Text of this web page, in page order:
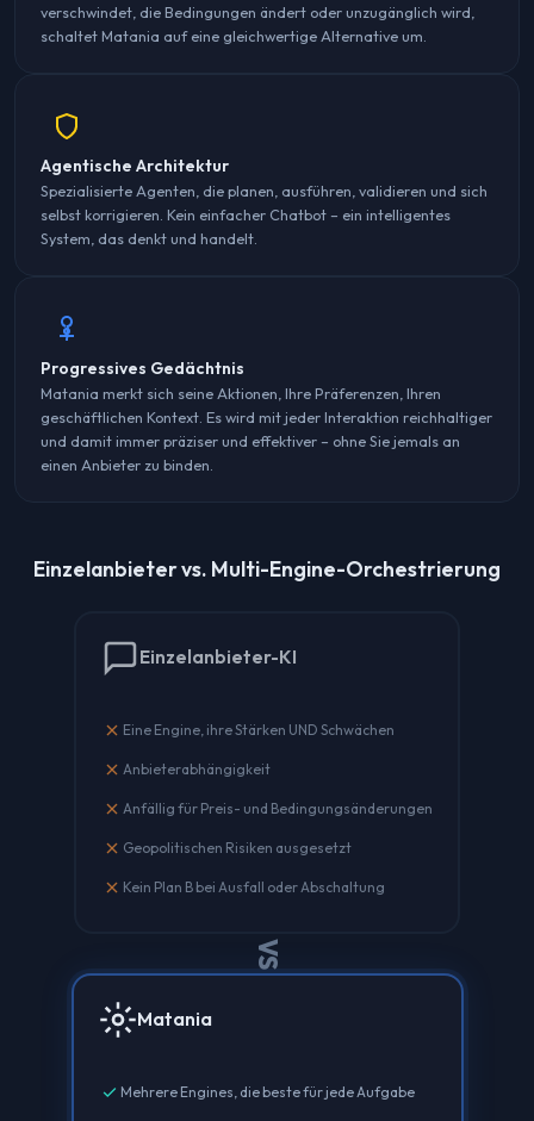
verschwindet, die Bedingungen ändert oder unzugänglich wird,
schaltet Matania auf eine gleichwertige Alternative um.
Agentische Architektur
Spezialisierte Agenten, die planen, ausführen, validieren und sich
selbst korrigieren. Kein einfacher Chatbot – ein intelligentes
System, das denkt und handelt.
Progressives Gedächtnis
Matania merkt sich seine Aktionen, Ihre Präferenzen, Ihren
geschäftlichen Kontext. Es wird mit jeder Interaktion reichhaltiger
und damit immer präziser und effektiver – ohne Sie jemals an
einen Anbieter zu binden.
Einzelanbieter vs. Multi-Engine-Orchestrierung
Einzelanbieter-KI
close Eine Engine, ihre Stärken UND Schwächen
close Anbieterabhängigkeit
close Anfällig für Preis- und Bedingungsänderungen
close Geopolitischen Risiken ausgesetzt
close Kein Plan B bei Ausfall oder Abschaltung
VS
Matania
check Mehrere Engines, die beste für jede Aufgabe